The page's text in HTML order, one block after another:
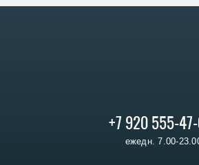
+7 920 555-
ежедн. 7.00-